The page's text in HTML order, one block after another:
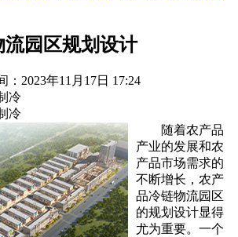
园区规划设计
：2023年11月17日 17:24
冷
冷
随着农产品
产业的发展和农
产品市场需求的
不断增长，农产
品冷链物流园区
的规划设计显得
尤为重要。一个